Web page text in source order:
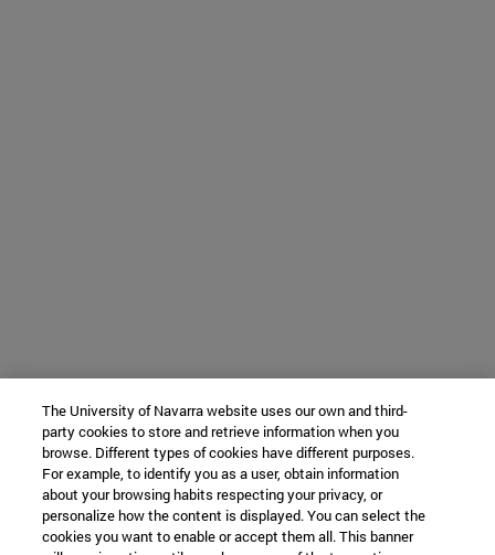
The University of Navarra website uses our own and third-
party cookies to store and retrieve information when you
browse. Different types of cookies have different purposes.
For example, to identify you as a user, obtain information
about your browsing habits respecting your privacy, or
personalize how the content is displayed. You can select the
cookies you want to enable or accept them all. This banner